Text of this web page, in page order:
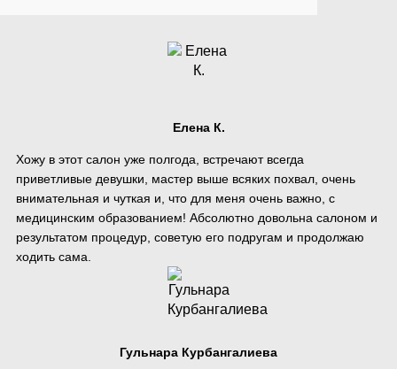
Елена К.
Хожу в этот салон уже полгода, встречают всегда
приветливые девушки, мастер выше всяких похвал, очень
внимательная и чуткая и, что для меня очень важно, с
медицинским образованием! Абсолютно довольна салоном и
результатом процедур, советую его подругам и продолжаю
ходить сама.
Гульнара Курбангалиева